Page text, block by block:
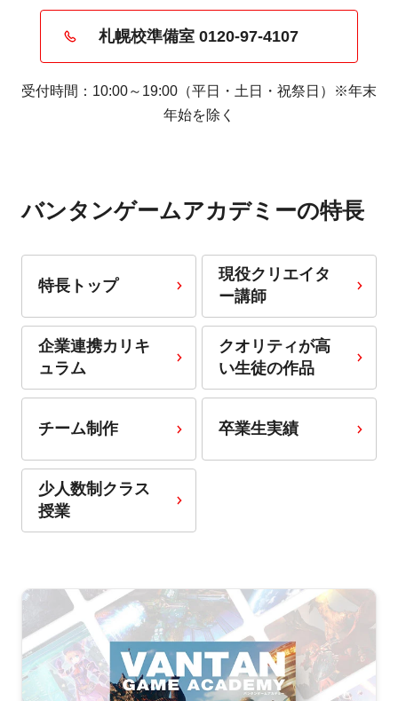
札幌校準備室 0120-97-4107
受付時間：10:00～19:00（平日・土日・祝祭日）※年末
年始を除く
バンタンゲームアカデミーの特長
特長トップ
現役クリエイタ
ー講師
企業連携カリキ
ュラム
クオリティが高
い生徒の作品
チーム制作 卒業生実績
少人数制クラス
授業